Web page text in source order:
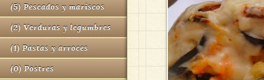
(5) Pescados y mariscos
(2) Verduras y legumbres
(1) Pastas y arroces
(0) Postres